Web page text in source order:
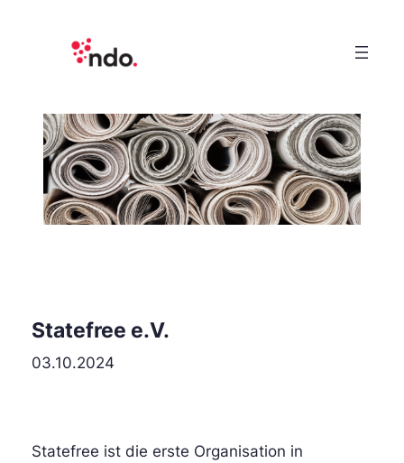
Statefree e.V.
03.10.2024
Statefree ist die erste Organisation in